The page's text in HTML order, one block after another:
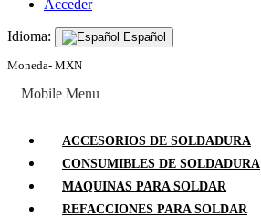
Acceder
Idioma: Español
Moneda- MXN
Mobile Menu
ACCESORIOS DE SOLDADURA
CONSUMIBLES DE SOLDADURA
MAQUINAS PARA SOLDAR
REFACCIONES PARA SOLDAR